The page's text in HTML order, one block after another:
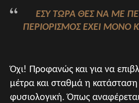
ΕΣΎ ΤΏΡΑ ΘΕΣ ΝΑ ΜΕ
ΠΕΡΙΟΡΙΣΜΌΣ ΈΧΕΙ ΜΌΝΟ
Όχι! Προφανώς και για να
μέτρα και σταθμά η κατάσταση
φυσιολογική. Όπως